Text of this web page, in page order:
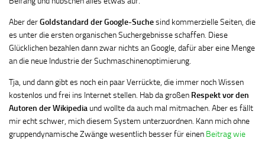
Aber derGoldstandard der Google-Suchesind kommerzielle Seiten, die
es unter die ersten organischen Suchergebnisse schaffen. Diese
Glücklichen bezahlen dann zwar nichts an Google, dafür aber eine Menge
an die neue Industrie der Suchmaschinenoptimierung.
Tja, und dann gibt es noch ein paar Verrückte, die immer noch Wissen
kostenlos und frei ins Internet stellen. Hab da großen Respekt vor den
Autoren der Wikipedia und wollte da auch mal mitmachen. Aber es fällt
mir echt schwer, mich diesem System unterzuordnen. Kann mich ohne
gruppendynamische Zwänge wesentlich besser für einen Beitrag wie